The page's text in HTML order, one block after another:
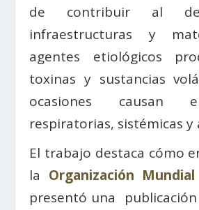
de contribuir al
infraestructuras y
agentes etiológicos
toxinas y sustancias
ocasiones causan
respiratorias, sistémicas y
El trabajo destaca cómo
la Organización
presentó una